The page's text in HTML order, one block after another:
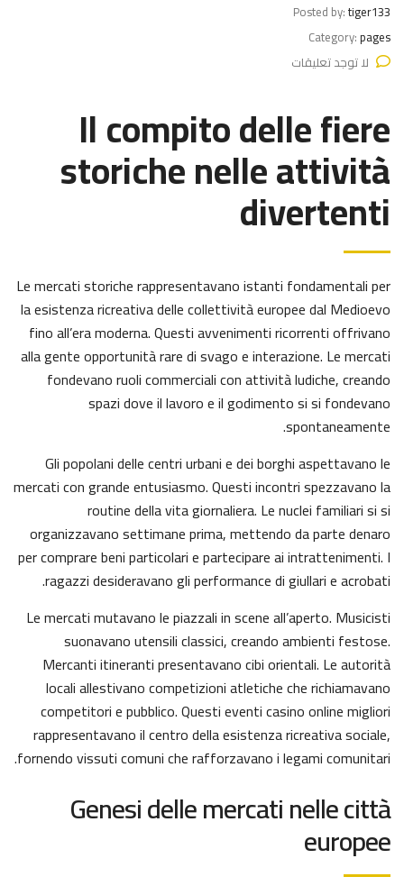
Posted by:tiger133
Category:pages
لا توجد تعليقات
Il compito delle fiere
storiche nelle attività
divertenti
Le mercati storiche rappresentavano istanti fondamentali per
la esistenza ricreativa delle collettività europee dal Medioevo
fino all’era moderna. Questi avvenimenti ricorrenti offrivano
alla gente opportunità rare di svago e interazione. Le mercati
fondevano ruoli commerciali con attività ludiche, creando
spazi dove il lavoro e il godimento si si fondevano
spontaneamente.
Gli popolani delle centri urbani e dei borghi aspettavano le
mercati con grande entusiasmo. Questi incontri spezzavano la
routine della vita giornaliera. Le nuclei familiari si si
organizzavano settimane prima, mettendo da parte denaro
per comprare beni particolari e partecipare ai intrattenimenti. I
ragazzi desideravano gli performance di giullari e acrobati.
Le mercati mutavano le piazzali in scene all’aperto. Musicisti
suonavano utensili classici, creando ambienti festose.
Mercanti itineranti presentavano cibi orientali. Le autorità
locali allestivano competizioni atletiche che richiamavano
competitori e pubblico. Questi eventi casino online migliori
rappresentavano il centro della esistenza ricreativa sociale,
fornendo vissuti comuni che rafforzavano i legami comunitari.
Genesi delle mercati nelle città
europee